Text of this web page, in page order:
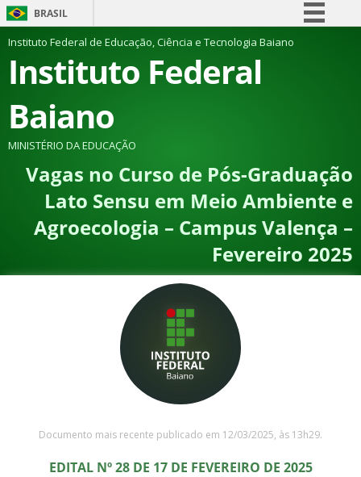
BRASIL
Simplifique!
Comunica BR
Canais
Instituto Federal de Educação, Ciência e Tecnologia Baiano
Instituto Federal
Baiano
MINISTÉRIO DA EDUCAÇÃO
Vagas no Curso de Pós-Graduação
Lato Sensu em Meio Ambiente e
Agroecologia – Campus Valença –
Fevereiro 2025
Documento mais recente publicado em 12/03/2025, às 13h29.
EDITAL Nº 28 DE 17 DE FEVEREIRO DE 2025